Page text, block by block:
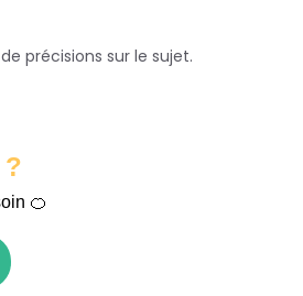
précisions sur le sujet.
?
🍊